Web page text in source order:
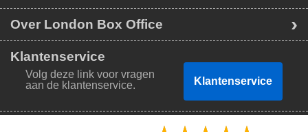
Over London Box Office
Klantenservice
Volg deze link voor vragen
aan de klantenservice.
Klantenservice